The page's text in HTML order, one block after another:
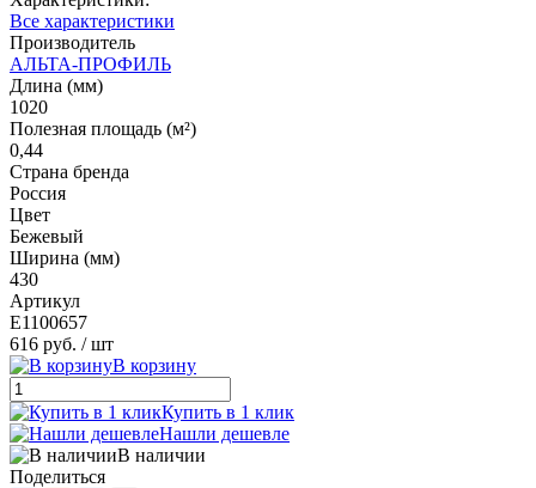
Все характеристики
Производитель
АЛЬТА-ПРОФИЛЬ
Длина (мм)
1020
Полезная площадь (м²)
0,44
Страна бренда
Россия
Цвет
Бежевый
Ширина (мм)
430
Артикул
E1100657
616 руб. / шт
В корзину
Купить в 1 клик
Нашли дешевле
В наличии
Поделиться